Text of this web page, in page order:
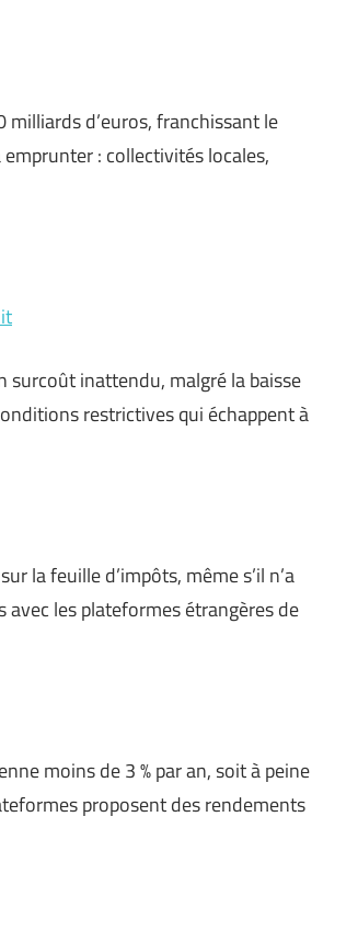
milliards d’euros, franchissant le
emprunter : collectivités locales,
inattendu, malgré la baisse
restrictives qui échappent à
la feuille d’impôts, même s’il n’a
avec les plateformes étrangères de
moins de 3 % par an, soit à peine
proposent des rendements